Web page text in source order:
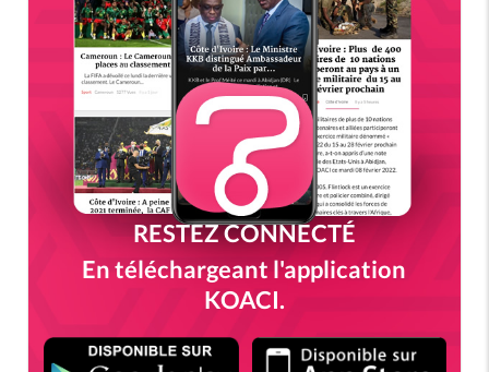
RESTEZ CONNECTÉ
En téléchargeant l'application
KOACI.